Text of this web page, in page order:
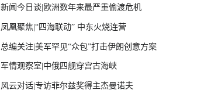
新闻今日谈|欧洲数年来最严重偷渡危机
凤凰聚焦|“四海联动” 中东火烧连营
总编关注|美军罕见“众包”打击伊朗创意方案
军情观察室|中俄四舰穿宫古海峡
风云对话|专访菲尔兹奖得主杰曼诺夫